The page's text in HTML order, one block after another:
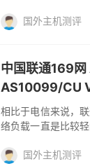
国外主机测评
中国联通169
AS10099/CU
相比于电信来说，
络负载一直是比较
国外主机测评